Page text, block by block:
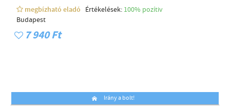
megbízható eladó
Értékelések: 100% pozítiv
Budapest
7 940 Ft
Irány a bolt!